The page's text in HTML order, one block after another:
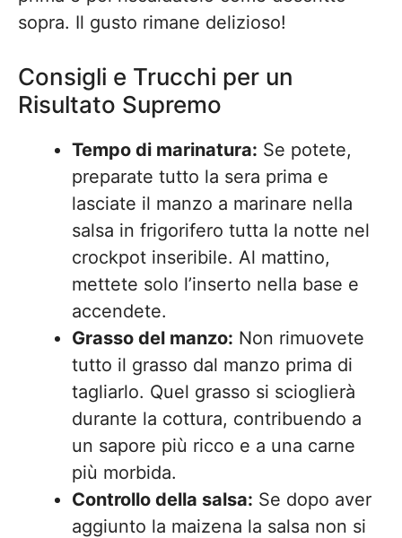
sopra. Il gusto rimane delizioso!
Consigli e Trucchi per un
Risultato Supremo
Tempo di marinatura: Se potete,
preparate tutto la sera prima e
lasciate il manzo a marinare nella
salsa in frigorifero tutta la notte nel
crockpot inseribile. Al mattino,
mettete solo l’inserto nella base e
accendete.
Grasso del manzo: Non rimuovete
tutto il grasso dal manzo prima di
tagliarlo. Quel grasso si scioglierà
durante la cottura, contribuendo a
un sapore più ricco e a una carne
più morbida.
Controllo della salsa: Se dopo aver
aggiunto la maizena la salsa non si